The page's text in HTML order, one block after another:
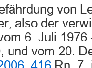
von
also der
6. Juli
und vom 20.
416 Rn.